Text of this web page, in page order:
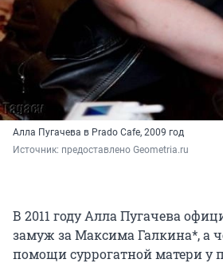
Алла Пугачева в Prado Cafe, 2009 год
Источник: предоставлено Geometria.ru
В 2011 году Алла Пугачева
замуж за Максима Галкина*, а
помощи суррогатной матери у